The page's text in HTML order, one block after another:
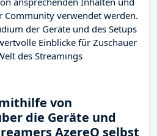
verwendet werden.
der Geräte und des Setups
Einblicke für Zuschauer
des Streamings
von
die Geräte und
AzereQ selbst